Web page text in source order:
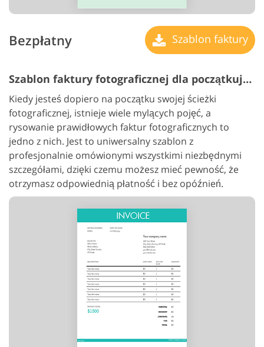
Bezpłatny Szablon faktury
Szablon faktury fotograficznej dla początkujących
Kiedy jesteś dopiero na początku swojej ścieżki
fotograficznej, istnieje wiele mylących pojęć, a
rysowanie prawidłowych faktur fotograficznych to
jedno z nich. Jest to uniwersalny szablon z
profesjonalnie omówionymi wszystkimi niezbędnymi
szczegółami, dzięki czemu możesz mieć pewność, że
otrzymasz odpowiednią płatność i bez opóźnień.